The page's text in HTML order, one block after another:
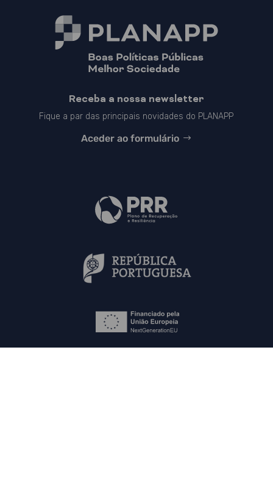
Receba a nossa newsletter
Fique a par das principais novidades do PLANAPP
Aceder ao formulário